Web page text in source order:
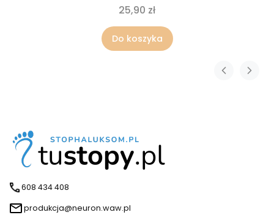
25,90 zł
Do koszyka
608 434 408
produkcja@neuron.waw.pl